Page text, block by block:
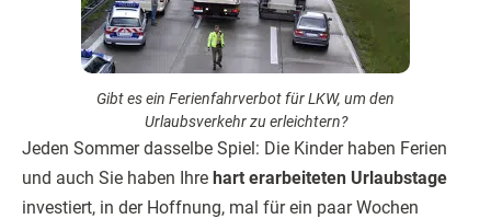
Gibt es ein Ferienfahrverbot für LKW, um den
Urlaubsverkehr zu erleichtern?
Jeden Sommer dasselbe Spiel: Die Kinder haben Ferien
und auch Sie haben Ihre hart erarbeiteten Urlaubstage
investiert, in der Hoffnung, mal für ein paar Wochen